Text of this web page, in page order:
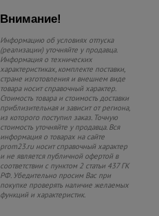
Внимание!
Информацию об условиях отпуска
(реализации) уточняйте у продавца.
Информация о технических
характеристиках, комплекте поставки,
стране изготовления и внешнем виде
товара носит справочный характер.
Стоимость товара и стоимость доставки
приблизительная и зависит от региона,
из которого поступил заказ. Точную
стоимость уточняйте у продавца. Вся
информация о товарах на сайте
prom23.ru носит справочный характер
и не является публичной офертой в
соответствии с пунктом 2 статьи 437 ГК
РФ. Убедительно просим Вас при
покупке проверять наличие желаемых
функций и характеристик.